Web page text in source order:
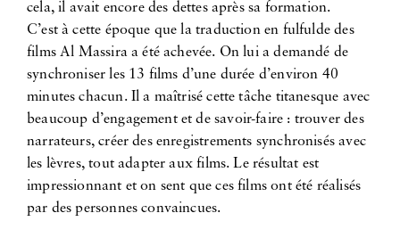
cela, il avait encore des dettes après sa formation.
C’est à cette époque que la traduction en fulfulde des
films Al Massira a été achevée. On lui a demandé de
synchroniser les 13 films d’une durée d’environ 40
minutes chacun. Il a maîtrisé cette tâche titanesque avec
beaucoup d’engagement et de savoir-faire : trouver des
narrateurs, créer des enregistrements synchronisés avec
les lèvres, tout adapter aux films. Le résultat est
impressionnant et on sent que ces films ont été réalisés
par des personnes convaincues.